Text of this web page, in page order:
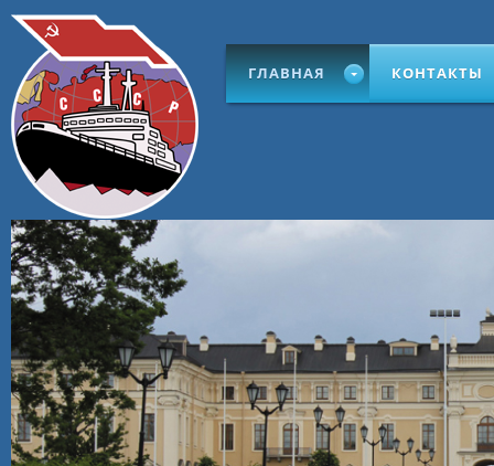
ГЛАВНАЯ КОНТАКТЫ